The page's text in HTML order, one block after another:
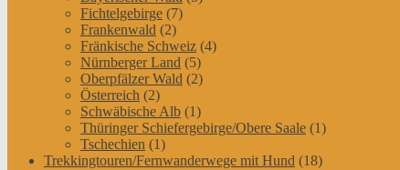
Fichtelgebirge (7)
Frankenwald (2)
Fränkische Schweiz (4)
Nürnberger Land (5)
Oberpfälzer Wald (2)
Österreich (2)
Schwäbische Alb (1)
Thüringer Schiefergebirge/Obere Saale (1)
Tschechien (1)
Trekkingtouren/Fernwanderwege mit Hund (18)